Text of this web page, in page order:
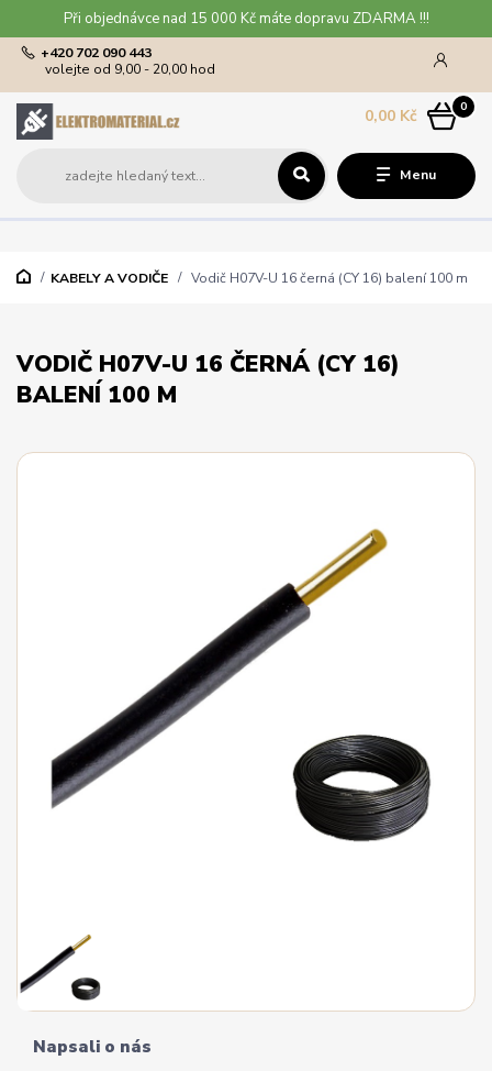
Při objednávce nad 15 000 Kč máte dopravu ZDARMA !!!
Menu
+420 702 090 443
volejte od 9,00 - 20,00 hod
0
0,00 Kč
KABELY A VODIČE Vodič H07V-U 16 černá (CY 16) balení 100 m
VODIČ H07V-U 16 ČERNÁ (CY 16)
BALENÍ 100 M
Napsali o nás